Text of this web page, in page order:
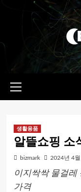
메뉴
생활용품
알뜰쇼핑 소
bizmark 2024년 4월
이지싹싹 물걸레
가격